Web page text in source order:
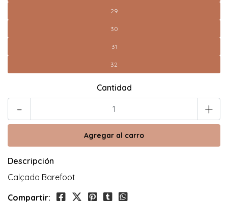
29
30
31
32
Cantidad
- +
Descripción
Calçado Barefoot
Compartir: